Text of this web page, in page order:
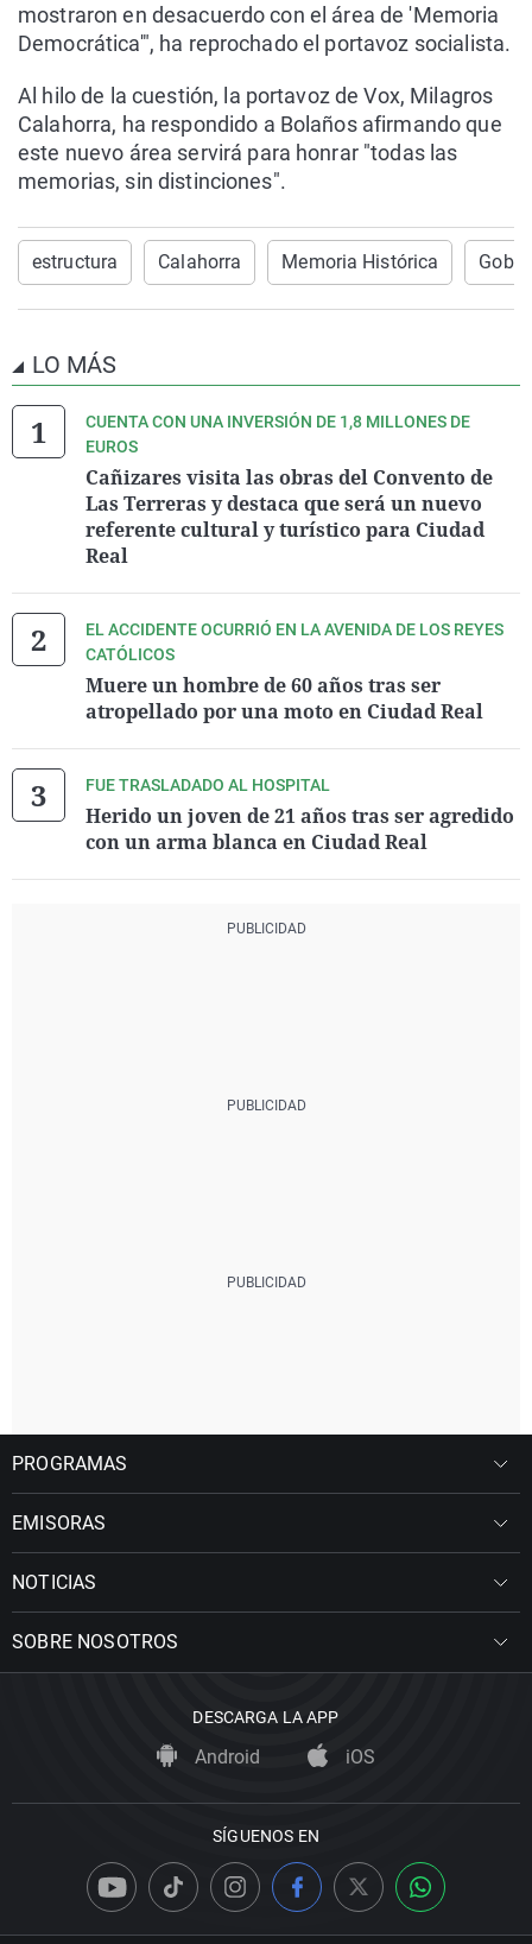
mostraron en desacuerdo con el área de 'Memoria
Democrática'", ha reprochado el portavoz socialista.
Al hilo de la cuestión, la portavoz de Vox, Milagros
Calahorra, ha respondido a Bolaños afirmando que
este nuevo área servirá para honrar "todas las
memorias, sin distinciones".
estructura Calahorra Memoria Histórica
LO MÁS
CUENTA CON UNA INVERSIÓN DE 1,8 MILLONES DE
EUROS
Cañizares visita las obras del Convento de
Las Terreras y destaca que será un nuevo
referente cultural y turístico para Ciudad
Real
EL ACCIDENTE OCURRIÓ EN LA AVENIDA DE LOS REYES
CATÓLICOS
Muere un hombre de 60 años tras ser
atropellado por una moto en Ciudad Real
FUE TRASLADADO AL HOSPITAL
Herido un joven de 21 años tras ser agredido
con un arma blanca en Ciudad Real
PROGRAMAS
EMISORAS
NOTICIAS
SOBRE NOSOTROS
DESCARGA LA APP
Android iOS
SÍGUENOS EN